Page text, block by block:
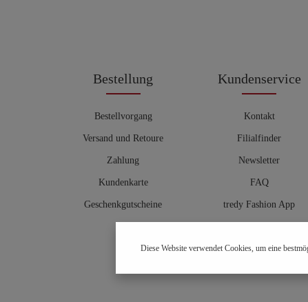
Bestellung
Bestellvorgang
Versand und Retoure
Zahlung
Kundenkarte
Geschenkgutscheine
Kundenservice
Kontakt
Filialfinder
Newsletter
FAQ
tredy Fashion App
Hosenberater
Diese Website verwendet Cookies, um eine